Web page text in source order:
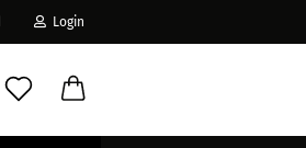
Login